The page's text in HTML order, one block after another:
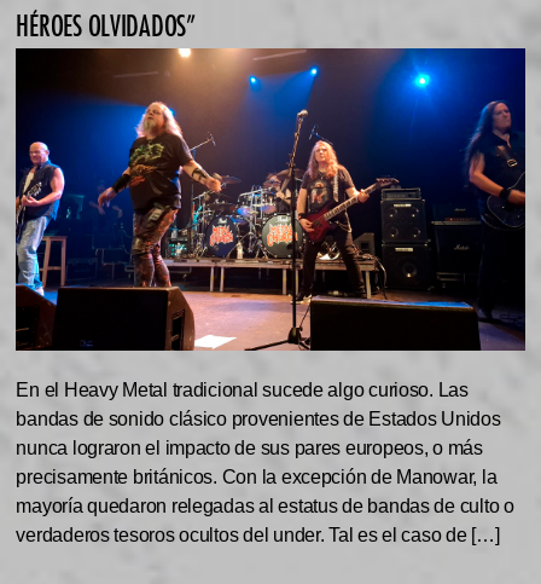
HÉROES OLVIDADOS”
En el Heavy Metal tradicional sucede algo curioso. Las
bandas de sonido clásico provenientes de Estados Unidos
nunca lograron el impacto de sus pares europeos, o más
precisamente británicos. Con la excepción de Manowar, la
mayoría quedaron relegadas al estatus de bandas de culto o
verdaderos tesoros ocultos del under. Tal es el caso de […]